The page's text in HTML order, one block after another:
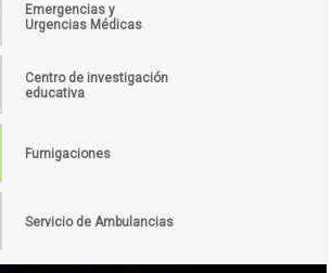
Emergencias y
Urgencias Médicas
Centro de investigación
educativa
Fumigaciones
Servicio de Ambulancias